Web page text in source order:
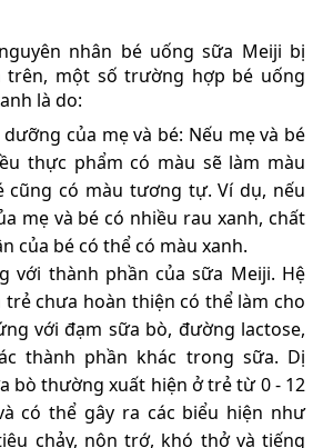
nhân bé uống sữa Meiji bị
trên, một số trường hợp bé uống
là do:
của mẹ và bé: Nếu mẹ và bé
thực phẩm có màu sẽ làm màu
cũng có màu tương tự. Ví dụ, nếu
mẹ và bé có nhiều rau xanh, chất
của bé có thể có màu xanh.
với thành phần của sữa Meiji. Hệ
trẻ chưa hoàn thiện có thể làm cho
với đạm sữa bò, đường lactose,
thành phần khác trong sữa. Dị
bò thường xuất hiện ở trẻ từ 0 - 12
có thể gây ra các biểu hiện như
chảy, nôn trớ, khó thở và tiếng